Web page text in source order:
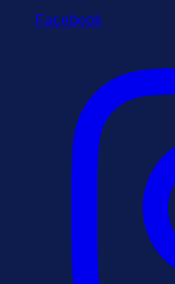
Facebook